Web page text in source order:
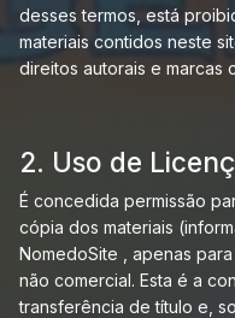
desses termos, está
materiais contidos neste
direitos autorais e marcas
2. Uso de
É concedida permissão
cópia dos materiais
NomedoSite , apenas
não comercial. Esta é a
transferência de título e,